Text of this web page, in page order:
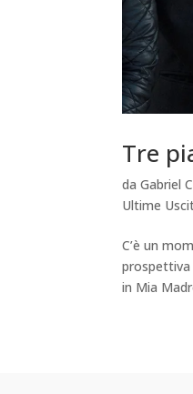
Tre
daGabriel
Ultime
C’è un
prospettiva
in Mia